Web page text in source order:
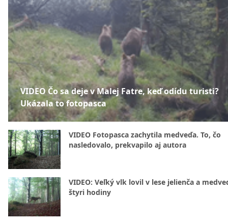
VIDEO Čo sa deje v Malej Fatre, keď odídu turisti?
Ukázala to fotopasca
VIDEO Fotopasca zachytila medveďa. To, čo
nasledovalo, prekvapilo aj autora
VIDEO: Veľký vlk lovil v lese jelienča a
štyri hodiny